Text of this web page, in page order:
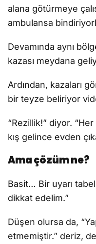
alana götürmeye
ambulansa
Devamında aynı
kazası meydana
Ardından, kazaları
bir teyze beliriyor
“Rezillik!” diyor.
kış gelince evden
Ama çözüm ne?
Basit… Bir uyarı
dikkat edelim.”
Düşen olursa da,
etmemiştir.” deriz,